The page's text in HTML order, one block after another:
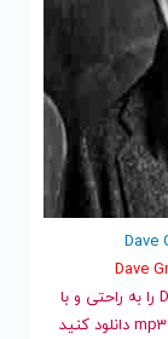
و قدیمی دیو گروسین | Dave Grusin را به راحتی و با